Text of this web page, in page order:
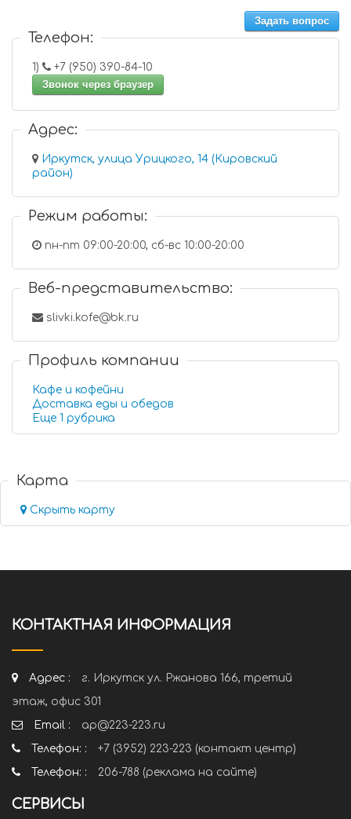
Задать вопрос
Телефон:
1)
+7 (950) 390-84-10
Звонок через браузер
Адрес:
Иркутск, улица Урицкого, 14 (Кировский
район)
Режим работы:
пн-пт 09:00-20:00, сб-вс 10:00-20:00
Веб-представительство:
slivki.kofe@bk.ru
Профиль компании
Кафе и кофейни
Доставка еды и обедов
Еще 1 рубрика
Карта
Скрыть карту
КОНТАКТНАЯ ИНФОРМАЦИЯ
Адрес :
г. Иркутск ул. Ржанова 166, третий
этаж, офис 301
Email :
ap@223-223.ru
Телефон: :
+7 (3952) 223-223 (контакт центр)
Телефон: :
206-788 (реклама на сайте)
СЕРВИСЫ